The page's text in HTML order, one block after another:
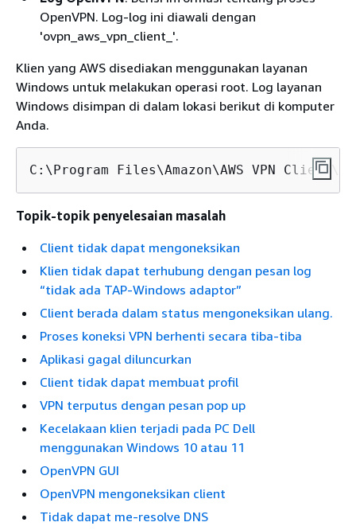
OpenVPN. Log-log ini diawali dengan
'ovpn_aws_vpn_client_'.
Klien yang AWS disediakan menggunakan layanan
Windows untuk melakukan operasi root. Log layanan
Windows disimpan di dalam lokasi berikut di komputer
Anda.
C:\Program Files\Amazon\AWS VPN
Topik-topik penyelesaian masalah
Client tidak dapat mengoneksikan
Klien tidak dapat terhubung dengan pesan log
“tidak ada TAP-Windows adaptor”
Client berada dalam status mengoneksikan ulang.
Proses koneksi VPN berhenti secara tiba-tiba
Aplikasi gagal diluncurkan
Client tidak dapat membuat profil
VPN terputus dengan pesan pop up
Kecelakaan klien terjadi pada PC Dell
menggunakan Windows 10 atau 11
OpenVPN GUI
OpenVPN mengoneksikan client
Tidak dapat me-resolve DNS